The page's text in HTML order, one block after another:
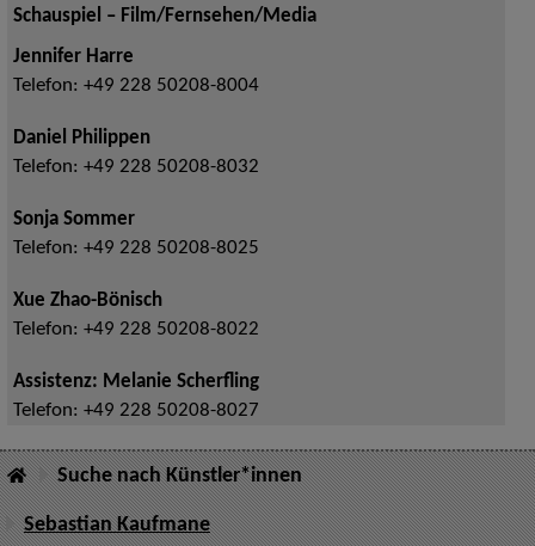
Schauspiel – Film/Fernsehen/Media
Jennifer Harre
Telefon: +49 228 50208-8004
Daniel Philippen
Telefon: +49 228 50208-8032
Sonja Sommer
Telefon: +49 228 50208-8025
Xue Zhao-Bönisch
Telefon: +49 228 50208-8022
Assistenz: Melanie Scherfling
Telefon: +49 228 50208-8027
Suche nach Künstler*innen
Sebastian Kaufmane